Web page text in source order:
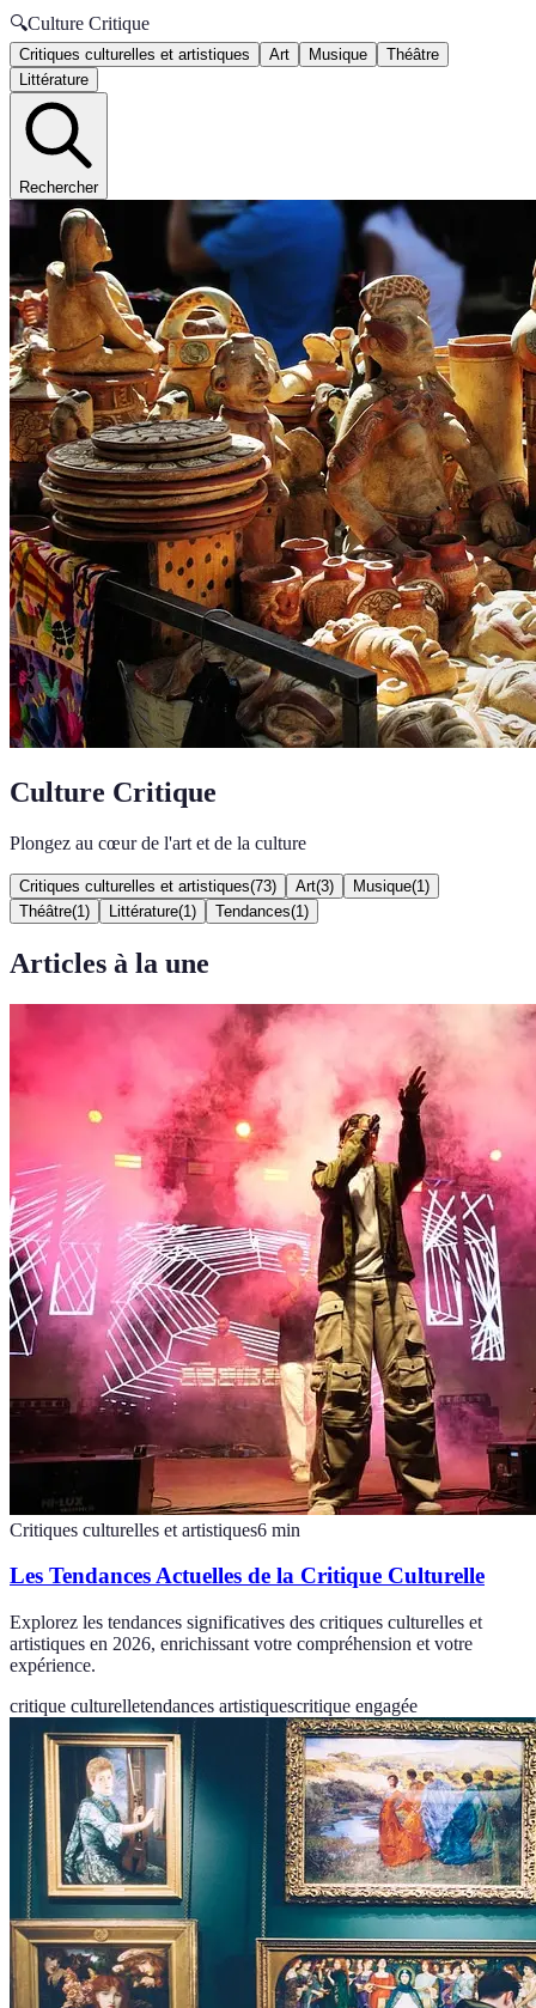
🔍Culture Critique
Critiques culturelles et artistiques Art Musique
Théâtre
Littérature
Rechercher
Culture Critique
Plongez au cœur de l'art et de la culture
Critiques culturelles et artistiques(73) Art(3) Musique(1 )
Théâtre(1 ) Littérature(1 ) Tendances(1 )
Articles à la une
Critiques culturelles et artistiques6 min
Les Tendances Actuelles de la Critique Culturelle
Explorez les tendances significatives des critiques culturelles et
artistiques en 2026, enrichissant votre compréhension et votre
expérience.
critique culturelletendances artistiquescritique engagée